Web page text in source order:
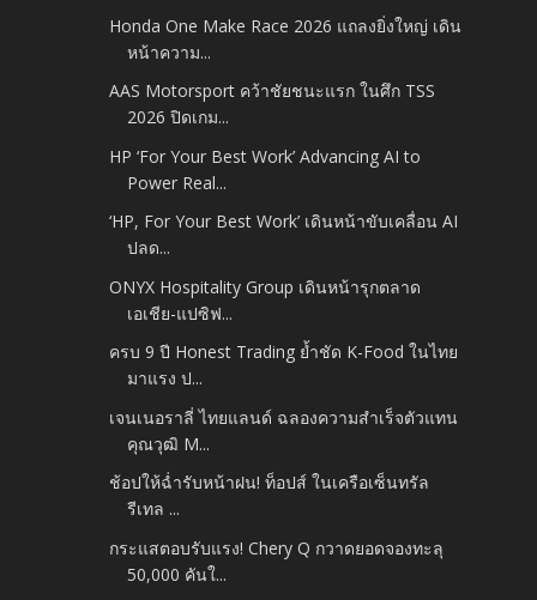
Honda One Make Race 2026 แถลงยิ่งใหญ่ เดิน
หน้าความ...
AAS Motorsport คว้าชัยชนะแรก ในศึก TSS
2026 ปิดเกม...
HP ‘For Your Best Work’ Advancing AI to
Power Real...
‘HP, For Your Best Work’ เดินหน้าขับเคลื่อน AI
ปลด...
ONYX Hospitality Group เดินหน้ารุกตลาด
เอเชีย-แปซิฟ...
ครบ 9 ปี Honest Trading ย้ำชัด K-Food ในไทย
มาแรง ป...
เจนเนอราลี่ ไทยแลนด์ ฉลองความสำเร็จตัวแทน
คุณวุฒิ M...
ช้อปให้ฉ่ำรับหน้าฝน! ท็อปส์ ในเครือเซ็นทรัล
รีเทล ...
กระแสตอบรับแรง! Chery Q กวาดยอดจองทะลุ
50,000 คันใ...